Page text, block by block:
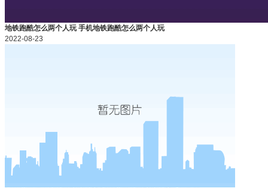
地铁跑酷怎么两个人玩 手机地铁跑酷怎么两个人玩
2022-08-23